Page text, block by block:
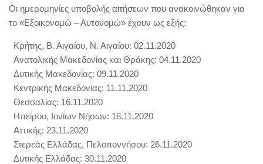
Οι ημερομηνίες υποβολής αιτήσεων που ανακοινώθηκαν για
το «Εξοικονομώ – Αυτονομώ» έχουν ως εξής:
Κρήτης, Β. Αιγαίου, Ν. Αιγαίου: 02.11.2020
Ανατολικής Μακεδονίας και Θράκης: 04.11.2020
Δυτικής Μακεδονίας: 09.11.2020
Κεντρικής Μακεδονίας: 11.11.2020
Θεσσαλίας: 16.11.2020
Ηπείρου, Ιονίων Νήσων: 18.11.2020
Αττικής: 23.11.2020
Στερεάς Ελλάδας, Πελοποννήσου: 26.11.2020
Δυτικής Ελλάδας: 30.11.2020